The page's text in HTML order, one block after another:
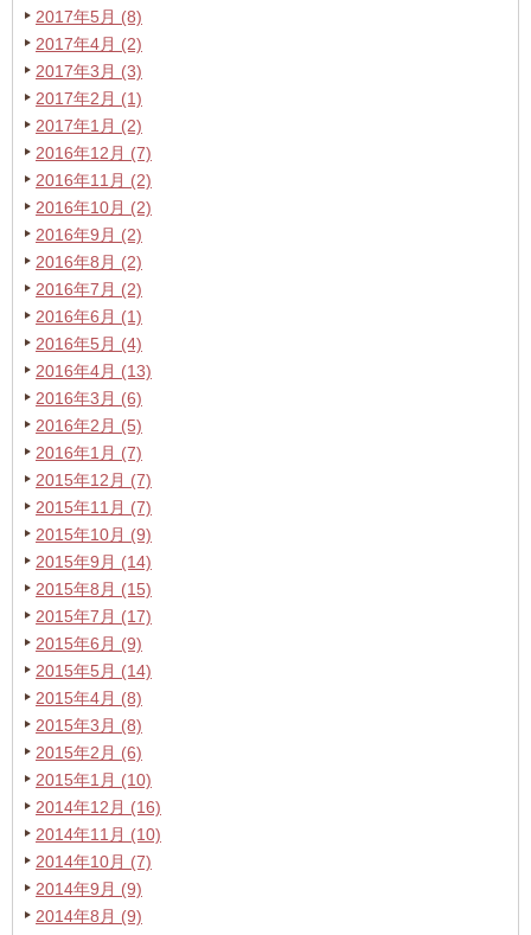
2017年5月 (8)
2017年4月 (2)
2017年3月 (3)
2017年2月 (1)
2017年1月 (2)
2016年12月 (7)
2016年11月 (2)
2016年10月 (2)
2016年9月 (2)
2016年8月 (2)
2016年7月 (2)
2016年6月 (1)
2016年5月 (4)
2016年4月 (13)
2016年3月 (6)
2016年2月 (5)
2016年1月 (7)
2015年12月 (7)
2015年11月 (7)
2015年10月 (9)
2015年9月 (14)
2015年8月 (15)
2015年7月 (17)
2015年6月 (9)
2015年5月 (14)
2015年4月 (8)
2015年3月 (8)
2015年2月 (6)
2015年1月 (10)
2014年12月 (16)
2014年11月 (10)
2014年10月 (7)
2014年9月 (9)
2014年8月 (9)